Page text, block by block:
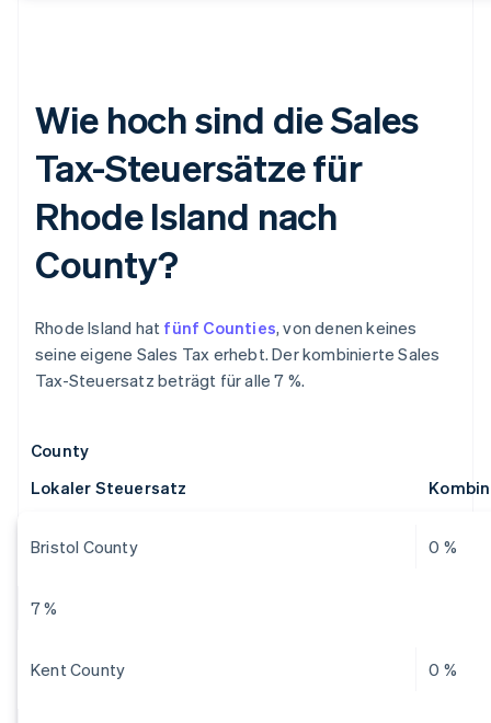
Wie hoch sind die Sales
Tax-Steuersätze für
Rhode Island nach
County?
Rhode Island hat fünf Counties, von denen keines
seine eigene Sales Tax erhebt. Der kombinierte Sales
Tax-Steuersatz beträgt für alle 7 %.
County
Lokaler Steuersatz
Bristol County 0 %
7 %
Kent County 0 %